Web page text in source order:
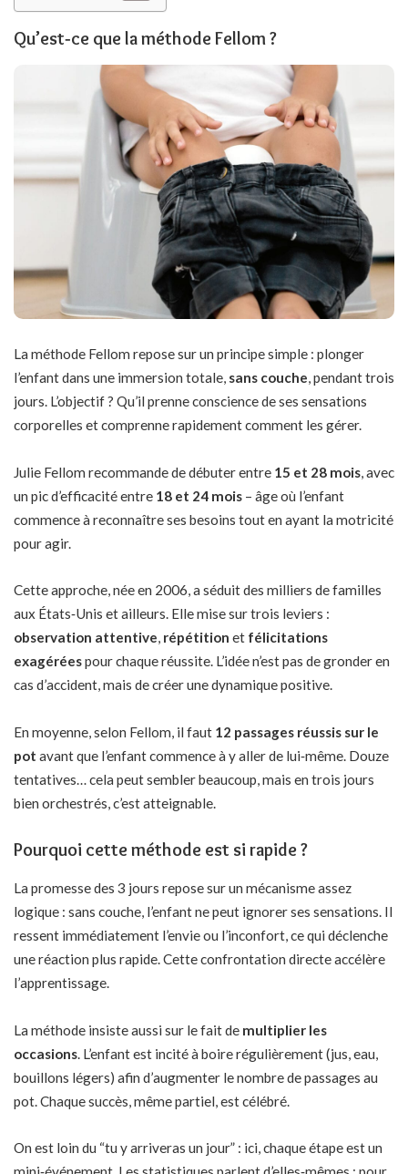
Qu’est‑ce que la méthode Fellom ?
La méthode Fellom repose sur un principe simple : plonger
l’enfant dans une immersion totale, sans couche, pendant trois
jours. L’objectif ? Qu’il prenne conscience de ses sensations
corporelles et comprenne rapidement comment les gérer.
Julie Fellom recommande de débuter entre 15 et 28 mois, avec
un pic d’efficacité entre 18 et 24 mois – âge où l’enfant
commence à reconnaître ses besoins tout en ayant la motricité
pour agir.
Cette approche, née en 2006, a séduit des milliers de familles
aux États‑Unis et ailleurs. Elle mise sur trois leviers :
observation attentive, répétition et félicitations
exagéréespour chaque réussite. L’idée n’est pas de gronder en
cas d’accident, mais de créer une dynamique positive.
En moyenne, selon Fellom, il faut 12 passages réussis sur le
pot avant que l’enfant commence à y aller de lui‑même. Douze
tentatives… cela peut sembler beaucoup, mais en trois jours
bien orchestrés, c’est atteignable.
Pourquoi cette méthode est si rapide ?
La promesse des 3 jours repose sur un mécanisme assez
logique : sans couche, l’enfant ne peut ignorer ses sensations. Il
ressent immédiatement l’envie ou l’inconfort, ce qui déclenche
une réaction plus rapide. Cette confrontation directe accélère
l’apprentissage.
La méthode insiste aussi sur le fait de multiplier les
occasions. L’enfant est incité à boire régulièrement (jus, eau,
bouillons légers) afin d’augmenter le nombre de passages au
pot. Chaque succès, même partiel, est célébré.
On est loin du “tu y arriveras un jour” : ici, chaque étape est un